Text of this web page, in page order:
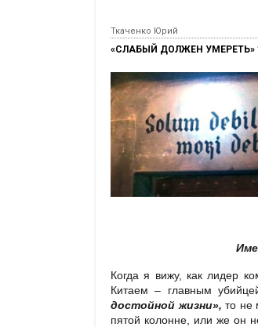
Ткаченко Юрий
«СЛАБЫЙ ДОЛЖЕН УМЕРЕТЬ»
Когда я вижу, как лидер
Китаем – главным
достойной жизни», то не
пятой колонне, или же он